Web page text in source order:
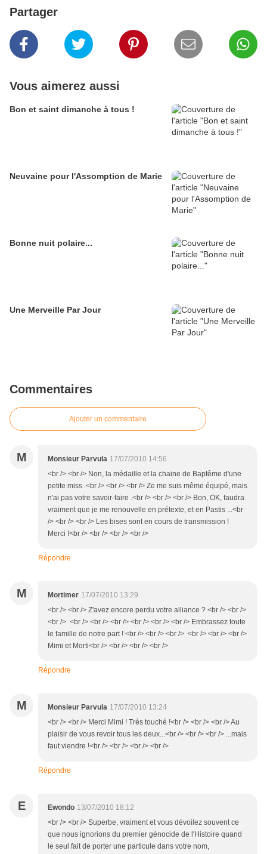
Partager
Vous aimerez aussi
Bon et saint dimanche à tous !
Neuvaine pour l'Assomption de Marie
Bonne nuit polaire...
Une Merveille Par Jour
Commentaires
Ajouter un commentaire
M Monsieur Parvula 17/07/2010 14:56
<br /> <br /> Non, la médaille et la chaine de Baptême d'une
petite miss .<br /> <br /> <br /> Ze me suis même équipé, mais
n'ai pas votre savoir-faire .<br /> <br /> <br /> Bon, OK, faudra
vraiment que je me renouvelle en prétexte, et en Pastis ...<br
/> <br /> <br /> Les bises sont en cours de transmission !
Merci !<br /> <br /> <br /> <br />
Répondre
M Mortimer 17/07/2010 13:29
<br /> <br /> Z'avez encore perdu votre alliance ? <br /> <br />
<br /> <br /> <br /> <br /> <br /> <br /> <br /> Embrassez toute
le famille de notre part ! <br /> <br /> <br /> <br /> <br /> <br />
Mimi et Morti<br /> <br /> <br /> <br />
Répondre
M Monsieur Parvula 17/07/2010 13:24
<br /> <br /> Merci Mimi ! Très touché !<br /> <br /> <br /> Au
plaisir de vous revoir tous les deux...<br /> <br /> <br /> ...mais
faut viendre !<br /> <br /> <br /> <br />
Répondre
E Ewondo 13/07/2010 18:12
<br /> <br /> Superbe, vraiment et vous dévoilez souvent ce
que nous ignorions du premier génocide de l'Histoire quand
le seul fait de porter une particule dans votre nom,